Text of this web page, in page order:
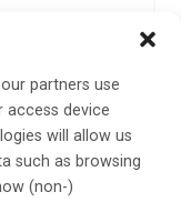
partners use
device
will allow us
such as browsing
(non-)
i